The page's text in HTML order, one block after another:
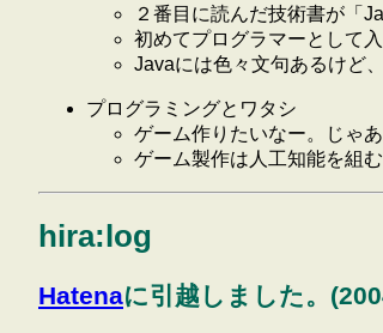
２番目に読んだ技術書が「
初めてプログラマーとして
Javaには色々文句あるけど
プログラミングとワタシ
ゲーム作りたいなー。じゃ
ゲーム製作は人工知能を組
hira:log
Hatenaに引越しました。